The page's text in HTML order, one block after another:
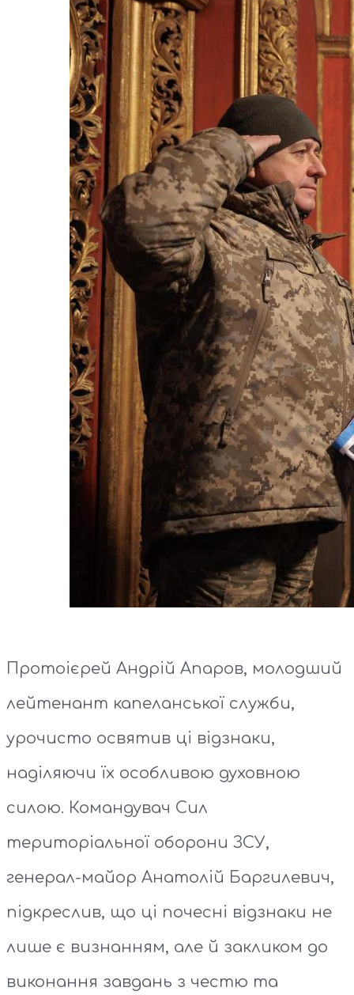
Протоієрей Андрій Апаров, молодший
лейтенант капеланської служби,
урочисто освятив ці відзнаки,
наділяючи їх особливою духовною
силою. Командувач Сил
територіальної оборони ЗСУ,
генерал-майор Анатолій Баргилевич,
підкреслив, що ці почесні відзнаки не
лише є визнанням, але й закликом до
виконання завдань з честю та